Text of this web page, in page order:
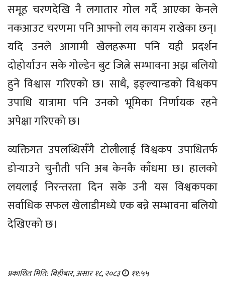
समूह चरणदेखि नै लगातार गोल गर्दै आएका केनले
नकआउट चरणमा पनि आफ्नो लय कायम राखेका छन्।
यदि उनले आगामी खेलहरूमा पनि यही प्रदर्शन
दोहोर्याउन सके गोल्डेन बुट जित्ने सम्भावना अझ बलियो
हुने विश्वास गरिएको छ। साथै, इङ्ल्यान्डको विश्वकप
उपाधि यात्रामा पनि उनको भूमिका निर्णायक रहने
अपेक्षा गरिएको छ।
व्यक्तिगत उपलब्धिसँगै टोलीलाई विश्वकप उपाधितर्फ
डोर्‍याउने चुनौती पनि अब केनकै काँधमा छ। हालको
लयलाई निरन्तरता दिन सके उनी यस विश्वकपका
सर्वाधिक सफल खेलाडीमध्ये एक बन्ने सम्भावना बलियो
देखिएको छ।
प्रकाशित मिति: बिहीबार, असार १८, २०८३ ११:५५